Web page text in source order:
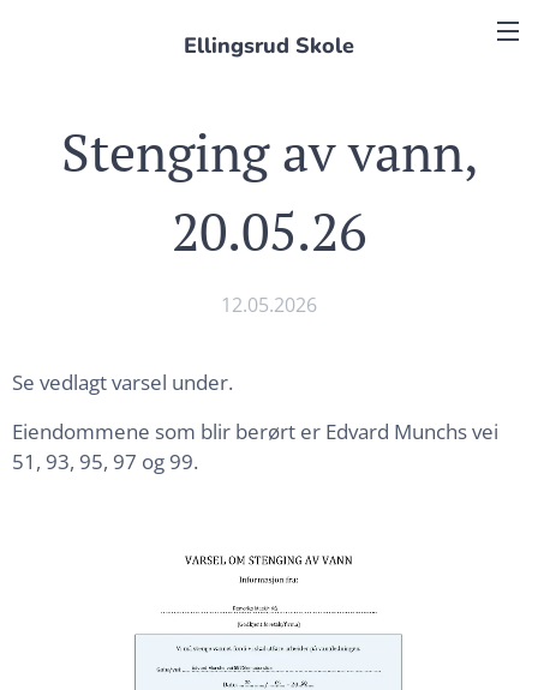
Ellingsrud Skole
Stenging av vann,
20.05.26
12.05.2026
Se vedlagt varsel under.
Eiendommene som blir berørt er Edvard Munchs vei
51, 93, 95, 97 og 99.